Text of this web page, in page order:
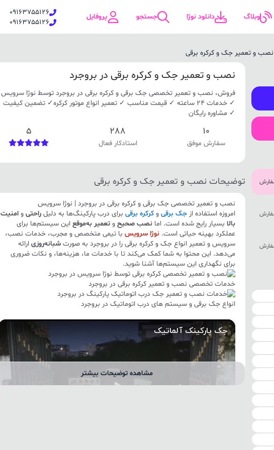
وبلاگ دانلود نوژا جستجو پروفایل
09163755126
09163755126
نصب و تعمیر جک و کرکره برقی
ورود / ثبت نام
شماره همراه
ورود
نصب و تعمیر جک و کرکره برقی در بروجرد
فروش، نصب و تعمیر تخصصی جک برقی و کرکره برقی در بروجرد توسط نوژا سرویس
✓ خدمات 24 ساعته ✓ قیمت مناسب ✓ تعمیر انواع موتور کرکره✓ تضمین کیفیت
✓ مشاوره رایگان
10
سفارش موفق
288
استادکار فعال
5
توضیحات نصب و تعمیر جک و کرکره برقی
نصب و تعمیر تخصصی جک برقی و کرکره برقی در بروجرد | نوژا سرویس
امروزه استفاده ازجک برقی وکرکره برقی برای درب پارکینگ‌ها به دلیلراحتی وامنیت
بالا بسیار رایج شده است. امانصب صحیح وتعمیر به‌موقع این سیستم‌ها برای
عملکرد بهینه حیاتی است.نوژا سرویس با تیمی متخصص و مجرب، خدمات نصب،
سرویس و تعمیر انواع جک و کرکره برقی را در بروجرد به صورتشبانه‌روزی ارائه
می‌دهد. این محتوا به شما کمک می‌کند تا با خدمات ما، هزینه‌ها، و نکات ضروری
برای نگهداری این سیستم‌ها آشنا شوید.
خدمات تخصصی نصب و تعمیر کرکره برقی در بروجرد
انواع جک برقی و سیستم های درب اتوماتیک در بروجرد
مشاهده توضیحات بیشتر